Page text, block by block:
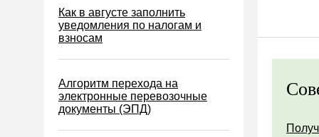
Ответственность
Статистика
Онлайн-кассы ККТ ККМ
Как в августе заполнить
уведомления по налогам и
взносам
Алгоритм перехода на
электронные перевозочные
документы (ЭПД)